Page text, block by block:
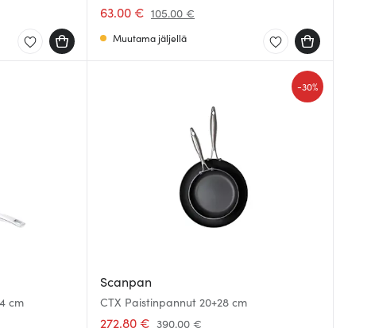
63.00 € 105.00 €
Muutama jäljellä
cm
Scanpan
CTX Paistinpannut 20+28 cm
272.80 € 390.00 €
-30%